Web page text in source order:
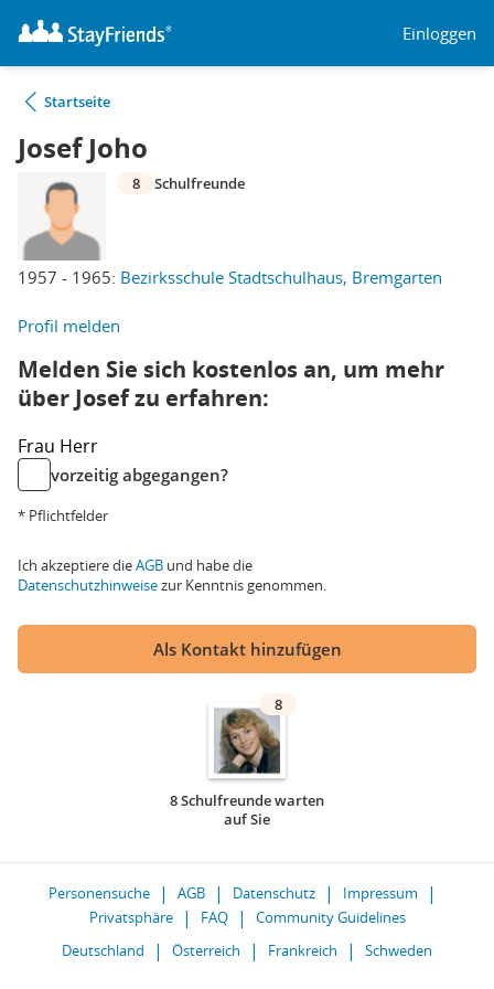
Einloggen
Startseite
Josef Joho
1957 - 1965: Bezirksschule Stadtschulhaus, Bremgarten
8 Schulfreunde
Profil melden
Melden Sie sich kostenlos an, um mehr
über Josef zu erfahren:
Frau Herr
vorzeitig abgegangen?
* Pflichtfelder
Ich akzeptiere dieAGB und habe die
Datenschutzhinweisezur Kenntnis genommen.
Als Kontakt hinzufügen
8
8 Schulfreunde warten
auf Sie
Personensuche AGB Datenschutz
Impressum
Privatsphäre
FAQ
Community Guidelines
Deutschland
Österreich Frankreich Schweden